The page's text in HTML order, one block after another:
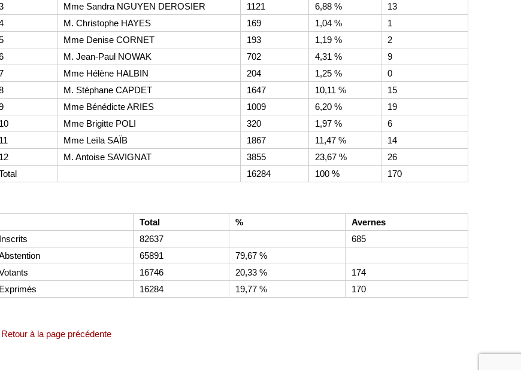
Mme Sandra NGUYEN DEROSIER 1121 6,88 %
13
M. Christophe HAYES 169 1,04 %
1
Mme Denise CORNET 193 1,19 %
2
M. Jean-Paul NOWAK 702 4,31 %
9
Mme Hélène HALBIN 204 1,25 %
0
M. Stéphane CAPDET 1647 10,11 %
15
Mme Bénédicte ARIES 1009 6,20 %
19
10
Mme Brigitte POLI 320 1,97 %
6
11
Mme Leïla SAÏB 1867 11,47 %
14
12
M. Antoise SAVIGNAT 3855 23,67 %
26
16284 100 % 170
Total %
Avernes
Inscrits
82637
685
65891
79,67 %
16746 20,33 %
174
Exprimés
16284 19,77 % 170
Retour à la page précédente